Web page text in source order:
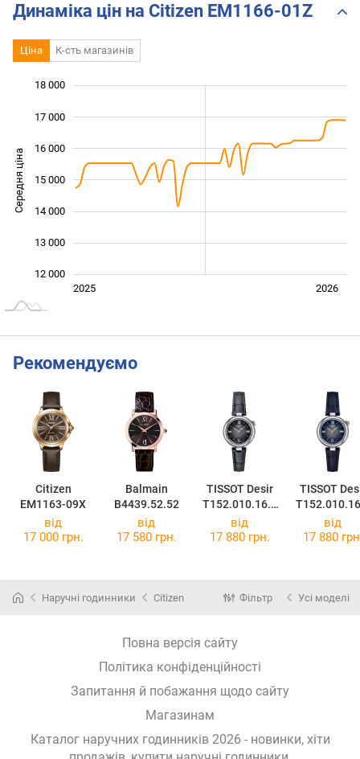
Динаміка цін на Citizen EM1166-01Z
Ціна К-сть магазинів
Середня ціна 12 000
12 000
13 000
14 000
15 000
16 000
17 000
18 000
L
Січ. 2025
Лип.
2027 2026
2025
Рекомендуємо
Citizen
EM1163-09X
Balmain
B4439.52.52
TISSOT Desir
T152.010.16.0
38.00
TISSOT
38.01
від
17 000 грн.
від
17 580 грн.
від
17 880 грн.
від
17 880
Наручні годинники Citizen Фільтр Усі моделі
Повна версія сайту
Політика конфіденційності
Запитання й побажання щодо сайту
Магазинам
Каталог наручних годинників 2026 - новинки, хіти